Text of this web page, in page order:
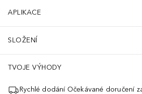
APLIKACE
SLOŽENÍ
TVOJE VÝHODY
Rychlé dodání Očekávané doručení